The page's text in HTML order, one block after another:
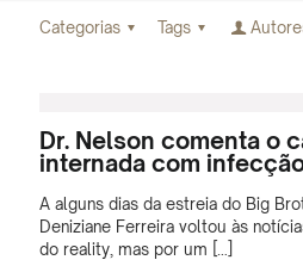
Categorias Tags
Dr. Nelson comenta o
internada com
A alguns dias da estreia do Big
Deniziane Ferreira voltou às
do reality, mas por um